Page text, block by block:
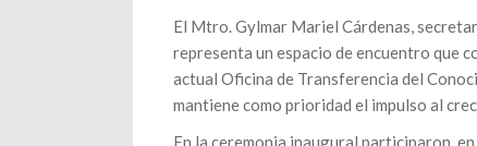
El Mtro. Gylmar Mariel Cárdenas,
representa un espacio de encuentro que
actual Oficina de Transferencia del
mantiene como prioridad el impulso al
En la ceremonia inaugural participaron,